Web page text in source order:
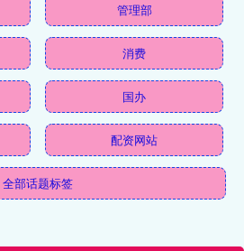
管理部
消费
国办
配资网站
全部话题标签